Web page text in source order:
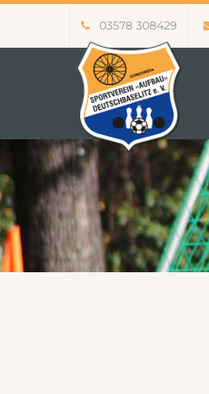
03578 308429